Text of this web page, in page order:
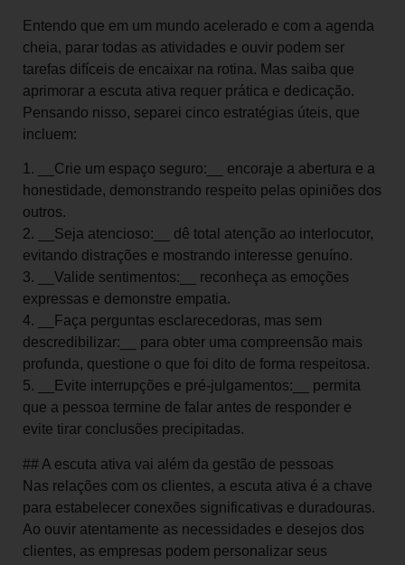
Entendo que em um mundo acelerado e com a agenda
cheia, parar todas as atividades e ouvir podem ser
tarefas difíceis de encaixar na rotina. Mas saiba que
aprimorar a escuta ativa requer prática e dedicação.
Pensando nisso, separei cinco estratégias úteis, que
incluem:
1. __Crie um espaço seguro:__ encoraje a abertura e a
honestidade, demonstrando respeito pelas opiniões dos
outros.
2. __Seja atencioso:__ dê total atenção ao interlocutor,
evitando distrações e mostrando interesse genuíno.
3. __Valide sentimentos:__ reconheça as emoções
expressas e demonstre empatia.
4. __Faça perguntas esclarecedoras, mas sem
descredibilizar:__ para obter uma compreensão mais
profunda, questione o que foi dito de forma respeitosa.
5. __Evite interrupções e pré-julgamentos:__ permita
que a pessoa termine de falar antes de responder e
evite tirar conclusões precipitadas.
## A escuta ativa vai além da gestão de pessoas
Nas relações com os clientes, a escuta ativa é a chave
para estabelecer conexões significativas e duradouras.
Ao ouvir atentamente as necessidades e desejos dos
clientes, as empresas podem personalizar seus